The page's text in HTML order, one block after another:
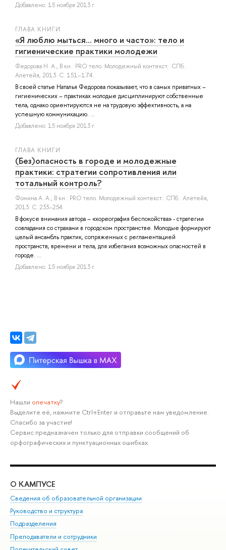
Добавлено: 15 ноября 2013 г.
ГЛАВА КНИГИ
«Я люблю мыться… много и часто»: тело и
гигиенические практики молодежи
Федорова Н. А., В кн.: PRO тело. Молодежный контекст.: СПб.:
Алетейя, 2013. С. 151–174.
В своей статье Наталья Федорова показывает, что в самых приватных –
гигиенических – практиках молодые дисциплинируют собственные
тела, однако ориентируются не на трудовую эффективность, а на
успешную коммуникацию. ...
Добавлено: 15 ноября 2013 г.
ГЛАВА КНИГИ
(Без)опасность в городе и молодежные
практики: стратегии сопротивления или
тотальный контроль?
Фомина А. А., В кн.: PRO тело. Молодежный контекст.: СПб.: Алетейя,
2013. С. 233–254.
В фокусе внимания автора – «хореография беспокойства» - стратегии
совладания со страхами в городском пространстве. Молодые формируют
целый ансамбль практик, сопряженных с регламентацией
пространств, времени и тела, для избегания возможных опасностей в
городе. ...
Добавлено: 15 ноября 2013 г.
Нашли опечатку?
Выделите её, нажмите Ctrl+Enter и отправьте нам уведомление.
Спасибо за участие!
Сервис предназначен только для отправки сообщений об
орфографических и пунктуационных ошибках.
О КАМПУСЕ
Сведения об образовательной организации
Руководство и структура
Подразделения
Преподаватели и сотрудники